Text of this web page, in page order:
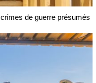
de guerre présumés